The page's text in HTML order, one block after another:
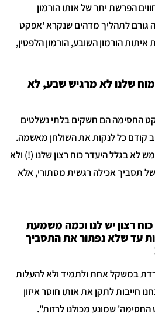
הפרשת יתר של אותו הורמון
גורם לתהליך מדהים שנקרא 'אפקט
הורמון השובע, הורמון הלפטין,
שלנו לא מרגיש שבע, לא
החסימה הם חשקים בלתי נשלטים
קודם כל לנקות את השולחן מאשמה.
לא בגלל היעדר כוח רצון שלנו (!) ולא
של תסביך אכילה רגשית מסתורי, אלא
רצון יש לנו וכמה משמעת
עד שלא נפתור את התסביך
במשקל אחת ולתמיד ולא להעלות
חייבות לתקן את אותו חוסר איזון
שמונע מכולנו לרזות".